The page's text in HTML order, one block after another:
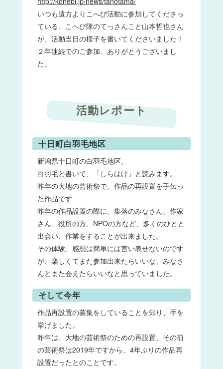
いつも遠方よりこへび活動に参加してくださっ
ている、こへび隊のてっさんこと山本哲也さん
が、活動当日の様子を書いてくださいました！
２年連続でのご参加、ありがとうございまし
た。
活動レポート
十日町白羽毛地区
新潟県十日町の白羽毛地区。
白羽毛と書いて、「しらはけ」と読みます。
昨年の大地の芸術祭で、作品の再設置を手伝っ
た作品です
昨年の作品設置の際に、集落のみなさん、作家
さん、役所の方、NPOの方など、多くのひとと
出会い、作業をすることが出来ました。
その体験、感想は簡単には言い表せないのです
が、楽しくてまた参加出来たらいいな、みなさ
んとまた会えたらいいなと思っていました。
そして今年
作品再設置の募集をしていることを知り、手を
挙げました。
昨年は、大地の芸術祭のための再設置、その前
の芸術祭は2019年ですから、4年ぶりの作品再
設置だったとのことです。